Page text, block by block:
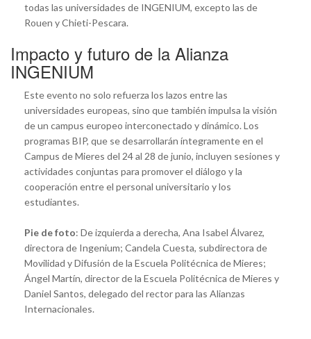
todas las universidades de INGENIUM, excepto las de
Rouen y Chieti-Pescara.
Impacto y futuro de la Alianza
INGENIUM
Este evento no solo refuerza los lazos entre las
universidades europeas, sino que también impulsa la visión
de un campus europeo interconectado y dinámico. Los
programas BIP, que se desarrollarán íntegramente en el
Campus de Mieres del 24 al 28 de junio, incluyen sesiones y
actividades conjuntas para promover el diálogo y la
cooperación entre el personal universitario y los
estudiantes.
Pie de foto: De izquierda a derecha, Ana Isabel Álvarez,
directora de Ingenium; Candela Cuesta, subdirectora de
Movilidad y Difusión de la Escuela Politécnica de Mieres;
Ángel Martín, director de la Escuela Politécnica de Mieres y
Daniel Santos, delegado del rector para las Alianzas
Internacionales.